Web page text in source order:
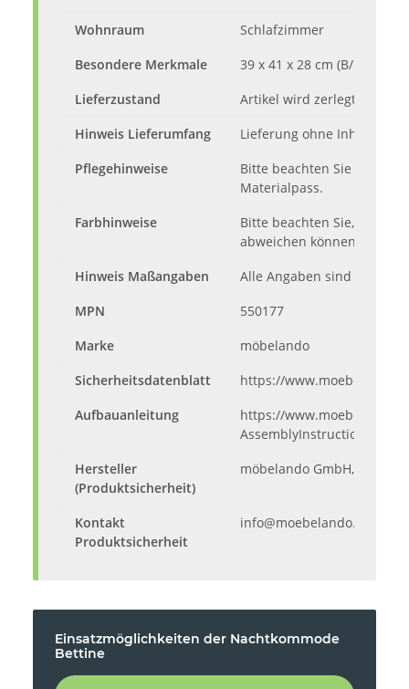
Wohnraum
Schlafzimmer
Besondere Merkmale
39 x 41 x 28 cm (B/H/T)
Lieferzustand
Artikel wird zerlegt mit
Hinweis Lieferumfang
Lieferung ohne Inhalt und
Pflegehinweise
Bitte beachten Sie die
Materialpass.
Farbhinweise
Bitte beachten Sie, dass
abweichen können.
Hinweis Maßangaben
Alle Angaben sind ca.-
MPN
550177
Marke
möbelando
Sicherheitsdatenblatt
https://
Aufbauanleitung
https://
AssemblyInstructions.pdf
Hersteller
(Produktsicherheit)
möbelando GmbH,
Kontakt
Produktsicherheit
info@moebelando.de
Einsatzmöglichkeiten der Nachtkommode
Bettine